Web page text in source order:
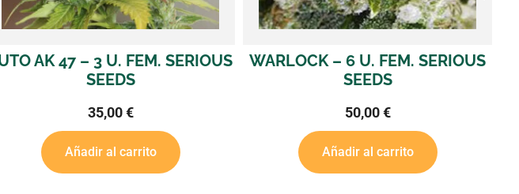
WARLOCK – 6 U. FEM. SERIOUS
SEEDS
50,00
Añadir al carrito
SERIOUS HAPPINESS – 6 U. FEM.
SERIOUS SEEDS
70,00
Añadir al carrito